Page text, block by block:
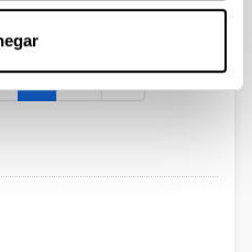
...Páginas intermedias Use TAB
Página
95